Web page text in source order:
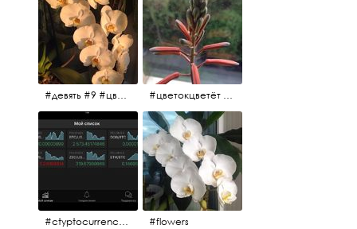
#девять #9 #цветы #цветокцветёт #flowers
#ctyptocurrency #btc #eth #flowers